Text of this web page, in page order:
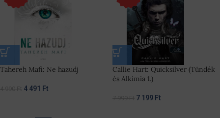
Tahereh Mafi: Ne hazudj
4 491 Ft
Callie Hart: Quicksilver (Tündék
és Alkímia 1.)
7 199 Ft